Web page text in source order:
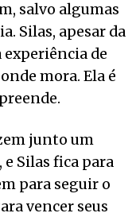
salvo algumas
Silas, apesar da
experiência de
mora. Ela é
junto um
Silas fica para
para seguir o
vencer seus